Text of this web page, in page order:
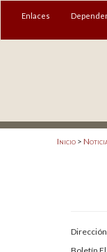
MENÚ
Acreditación
Enlaces
Inicio >